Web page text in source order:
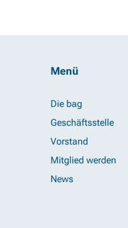
Menü
Die bag
Geschäftsstelle
Vorstand
Mitglied werden
News